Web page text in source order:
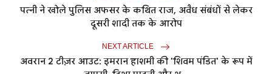
पत्नी ने खोले पुलिस अफसर के कथित राज, अवैध संबंधों से लेकर
दूसरी शादी तक के आरोप
NEXT ARTICLE
अवरान 2 टीज़र आउट: इमरान हाशमी की 'शिवम पंडित' के रूप में